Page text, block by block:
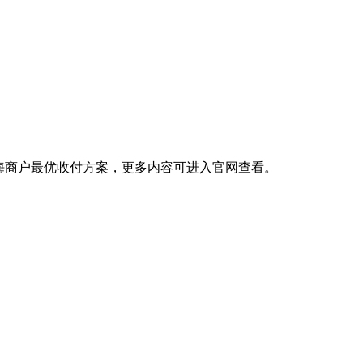
户最优收付方案，更多内容可进入官网查看。